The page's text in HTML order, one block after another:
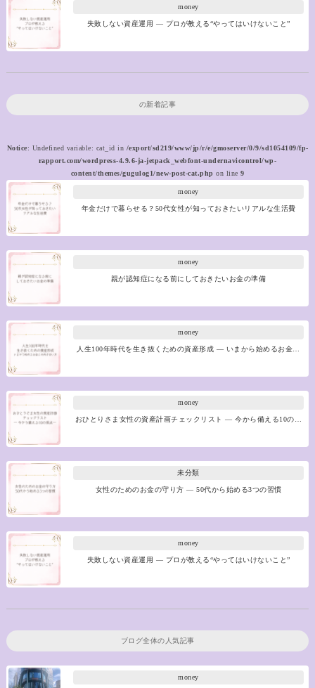
money
失敗しない資産運用 ― プロが教える“やってはいけないこと”
の新着記事
Notice: Undefined variable: cat_id in /export/sd219/www/jp/r/e/gmoserver/0/9/sd1054109/fp-
rapport.com/wordpress-4.9.6-ja-jetpack_webfont-undernavicontrol/wp-
content/themes/gugulog1/new-post-cat.php on line 9
money
年金だけで暮らせる？50代女性が知っておきたいリアルな生活費
money
親が認知症になる前にしておきたいお金の準備
money
人生100年時代を生き抜くための資産形成 ― いまから始めるお金…
money
おひとりさま女性の資産計画チェックリスト ― 今から備える10の…
未分類
女性のためのお金の守り方 ― 50代から始める3つの習慣
money
失敗しない資産運用 ― プロが教える“やってはいけないこと”
ブログ全体の人気記事
money